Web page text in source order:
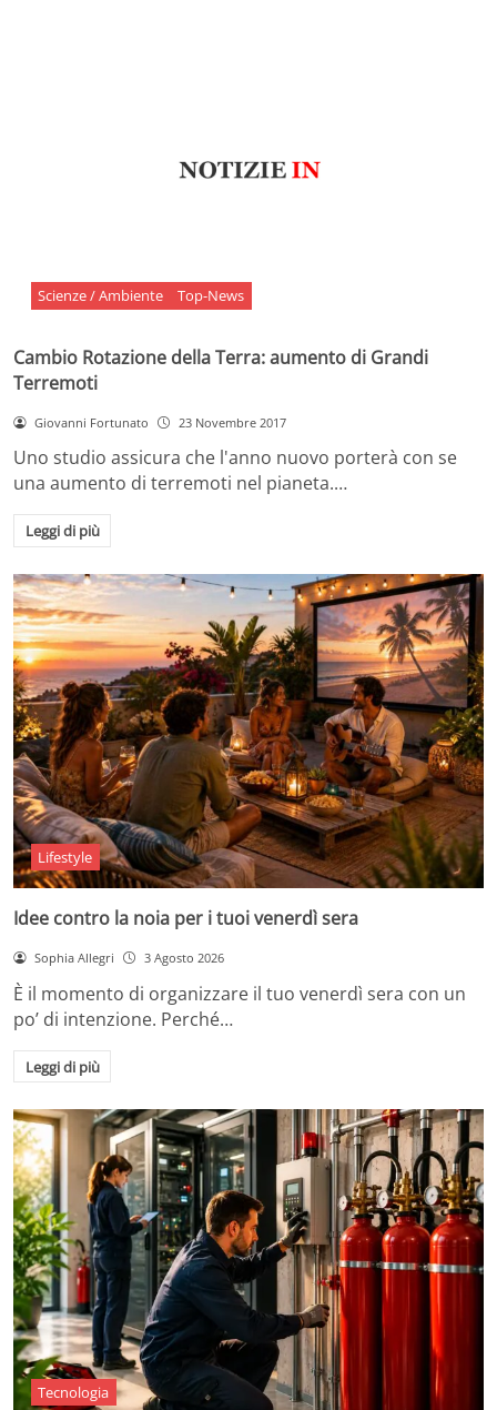
Scienze / Ambiente Top-News
Cambio Rotazione della Terra: aumento di Grandi
Terremoti
Giovanni Fortunato 23 Novembre 2017
Uno studio assicura che l'anno nuovo porterà con se
una aumento di terremoti nel pianeta.…
Leggi di più
Lifestyle
Idee contro la noia per i tuoi venerdì sera
Sophia Allegri 3 Agosto 2026
È il momento di organizzare il tuo venerdì sera con un
po’ di intenzione. Perché…
Leggi di più
Tecnologia